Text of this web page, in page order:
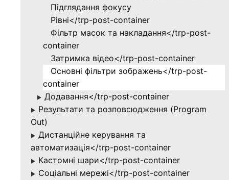
Підглядання фокусу
Рівні</trp-post-container
Фільтр масок та накладання</trp-post-
container
Затримка відео</trp-post-container
Основні фільтри зображень</trp-post-
container
▶ Додавання</trp-post-container
▶ Результати та розповсюдження (Program
Out)
▶ Дистанційне керування та
автоматизація</trp-post-container
▶ Кастомні шари</trp-post-container
▶ Соціальні мережі</trp-post-container